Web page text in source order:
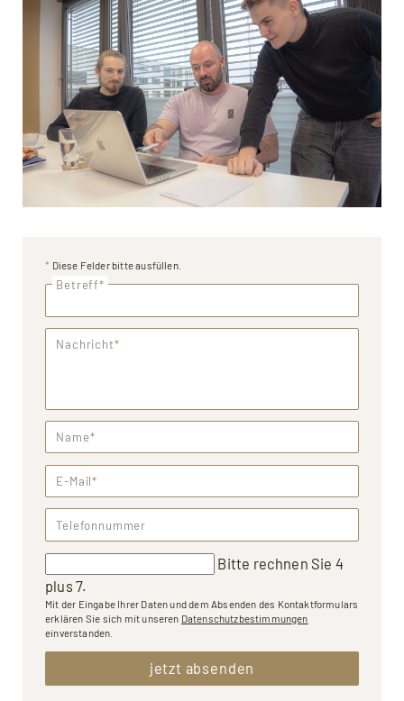
* Diese Felder bitte ausfüllen.
Betreff*
Nachricht*
Name*
E-Mail*
Telefonnummer
Bitte rechnen Sie 4
plus 7.
Mit der Eingabe Ihrer Daten und dem Absenden des Kontaktformulars
erklären Sie sich mit unseren Datenschutzbestimmungen
einverstanden.
jetzt absenden